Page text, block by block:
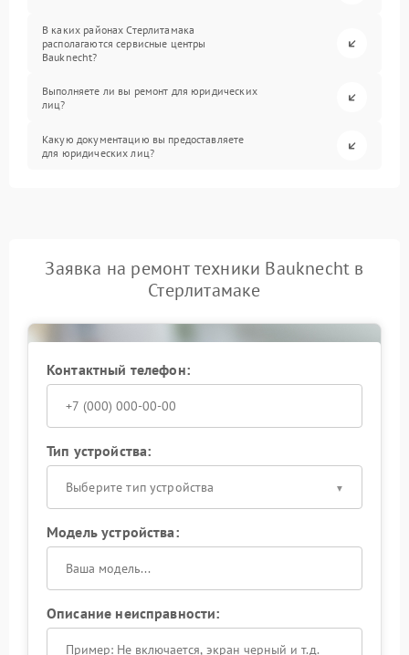
В каких районах Стерлитамака
располагаются сервисные центры
Bauknecht?
Выполняете ли вы ремонт для юридических
лиц?
Какую документацию вы предоставляете
для юридических лиц?
Заявка на ремонт техники Bauknecht в
Стерлитамаке
Контактный телефон:
Тип устройства:
Выберите тип устройства
Модель устройства:
Описание неисправности: